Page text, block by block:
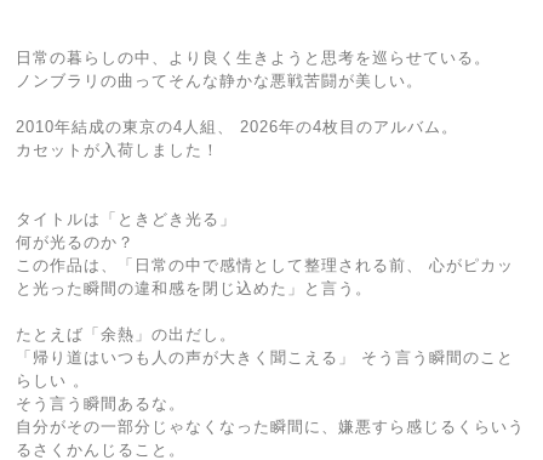
日常の暮らしの中、より良く生きようと思考を巡らせている。
ノンブラリの曲ってそんな静かな悪戦苦闘が美しい。
2010年結成の東京の4人組、 2026年の4枚目のアルバム。
カセットが入荷しました！
タイトルは「ときどき光る」
何が光るのか？
この作品は、「日常の中で感情として整理される前、 心がピカッ
と光った瞬間の違和感を閉じ込めた」と言う。
たとえば「余熱」の出だし。
「帰り道はいつも人の声が大きく聞こえる」 そう言う瞬間のこと
らしい 。
そう言う瞬間あるな。
自分がその一部分じゃなくなった瞬間に、嫌悪すら感じるくらいう
るさくかんじること。